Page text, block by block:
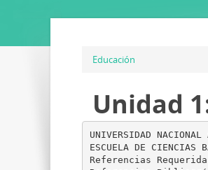
Educación
Unidad
UNIVERSIDAD
ESCUELA DE CIENCIAS
Referencias